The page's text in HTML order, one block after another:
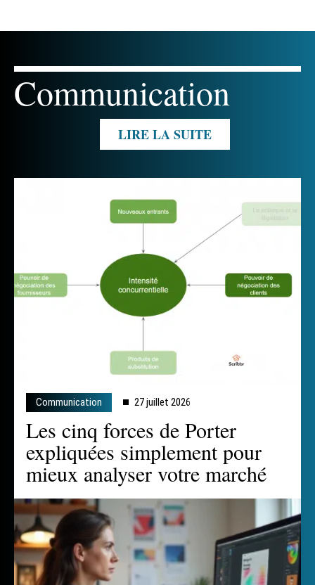
Communication
LIRE LA SUITE
Communication 27 juillet 2026
Les cinq forces de Porter
expliquées simplement pour
mieux analyser votre marché